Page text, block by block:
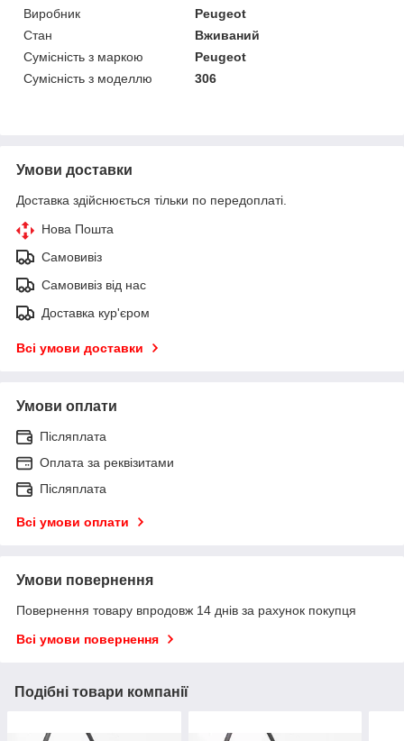
Виробник
Peugeot
Стан
Вживаний
Сумісність з маркою
Peugeot
Сумісність з моделлю
306
Умови доставки
Доставка здійснюється тільки по передоплаті.
Нова Пошта
Самовивіз
Самовивіз від нас
Доставка кур'єром
Всі умови доставки
Умови оплати
Післяплата
Оплата за реквізитами
Післяплата
Всі умови оплати
Умови повернення
Повернення товару впродовж 14 днів за рахунок покупця
Всі умови повернення
Подібні товари компанії